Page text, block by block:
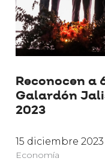
Reconocen a
Galardón
2023
15 diciembre 2023
Economía